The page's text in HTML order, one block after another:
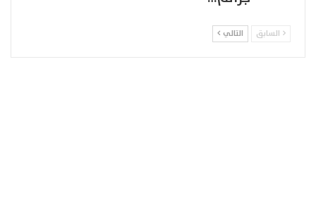
السابق التالي